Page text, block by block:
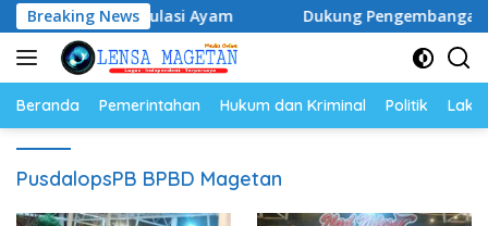
Langsung
ke
konten
Breaking News
dan Populasi Ayam Dukung Pengembangan Kampus
Beranda Pemerintahan Hukum dan Kriminal Politik
PusdalopsPB BPBD Magetan